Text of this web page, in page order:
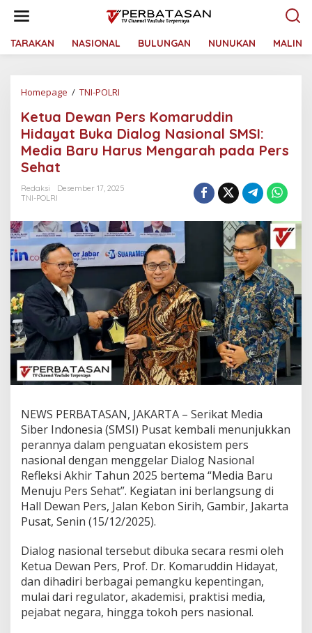
t
TARAKAN NASIONAL BULUNGAN NUNUKAN
Homepage / TNI-POLRI
t
u
a
D
a
e
r
s
K
m
a
r
u
d
d
i
n
d
a
y
a
t
B
u
k
a
a
o
g
N
a
Ketua Dewan Pers Komaruddin
Hidayat Buka Dialog Nasional SMSI:
Media Baru Harus Mengarah pada Pers
Sehat
Redaksi
Desember 17, 2025
TNI-POLRI
NEWS PERBATASAN, JAKARTA – Serikat Media
Siber Indonesia (SMSI) Pusat kembali menunjukkan
perannya dalam penguatan ekosistem pers
nasional dengan menggelar Dialog Nasional
Refleksi Akhir Tahun 2025 bertema “Media Baru
Menuju Pers Sehat”. Kegiatan ini berlangsung di
Hall Dewan Pers, Jalan Kebon Sirih, Gambir, Jakarta
Pusat, Senin (15/12/2025).
Dialog nasional tersebut dibuka secara resmi oleh
Ketua Dewan Pers, Prof. Dr. Komaruddin Hidayat,
dan dihadiri berbagai pemangku kepentingan,
mulai dari regulator, akademisi, praktisi media,
pejabat negara, hingga tokoh pers nasional.